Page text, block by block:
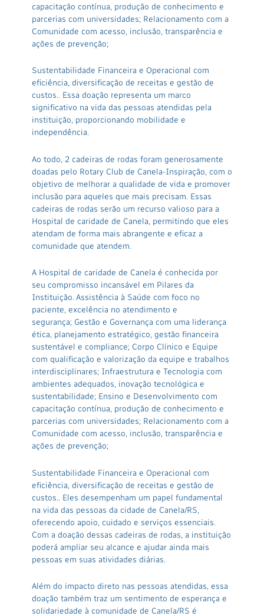
capacitação contínua, produção de conhecimento e
parcerias com universidades; Relacionamento com a
Comunidade com acesso, inclusão, transparência e
ações de prevenção;
Sustentabilidade Financeira e Operacional com
eficiência, diversificação de receitas e gestão de
custos.. Essa doação representa um marco
significativo na vida das pessoas atendidas pela
instituição, proporcionando mobilidade e
independência.
Ao todo, 2 cadeiras de rodas foram generosamente
doadas pelo Rotary Club de Canela-Inspiração, com o
objetivo de melhorar a qualidade de vida e promover
inclusão para aqueles que mais precisam. Essas
cadeiras de rodas serão um recurso valioso para a
Hospital de caridade de Canela, permitindo que eles
atendam de forma mais abrangente e eficaz a
comunidade que atendem.
A Hospital de caridade de Canela é conhecida por
seu compromisso incansável em Pilares da
Instituição. Assistência à Saúde com foco no
paciente, excelência no atendimento e
segurança; Gestão e Governança com uma liderança
ética, planejamento estratégico, gestão financeira
sustentável e compliance; Corpo Clínico e Equipe
com qualificação e valorização da equipe e trabalhos
interdisciplinares; Infraestrutura e Tecnologia com
ambientes adequados, inovação tecnológica e
sustentabilidade; Ensino e Desenvolvimento com
capacitação contínua, produção de conhecimento e
parcerias com universidades; Relacionamento com a
Comunidade com acesso, inclusão, transparência e
ações de prevenção;
Sustentabilidade Financeira e Operacional com
eficiência, diversificação de receitas e gestão de
custos.. Eles desempenham um papel fundamental
na vida das pessoas da cidade de Canela/RS,
oferecendo apoio, cuidado e serviços essenciais.
Com a doação dessas cadeiras de rodas, a instituição
poderá ampliar seu alcance e ajudar ainda mais
pessoas em suas atividades diárias.
Além do impacto direto nas pessoas atendidas, essa
doação também traz um sentimento de esperança e
solidariedade à comunidade de Canela/RS é